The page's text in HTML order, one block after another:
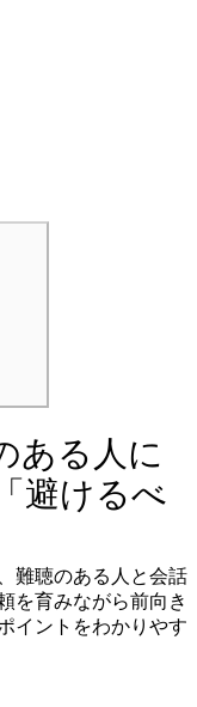
ある人に
避けるべ
難聴のある人と会話
を育みながら前向き
イントをわかりやす